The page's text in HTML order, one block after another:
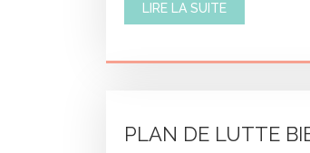
LIRE LA SUITE
PLAN DE LUTTE